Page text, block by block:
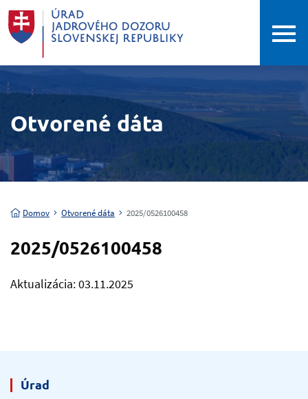
Otvorené dáta
Domov Otvorené dáta 2025/0526100458
2025/0526100458
Aktualizácia: 03.11.2025
Úrad